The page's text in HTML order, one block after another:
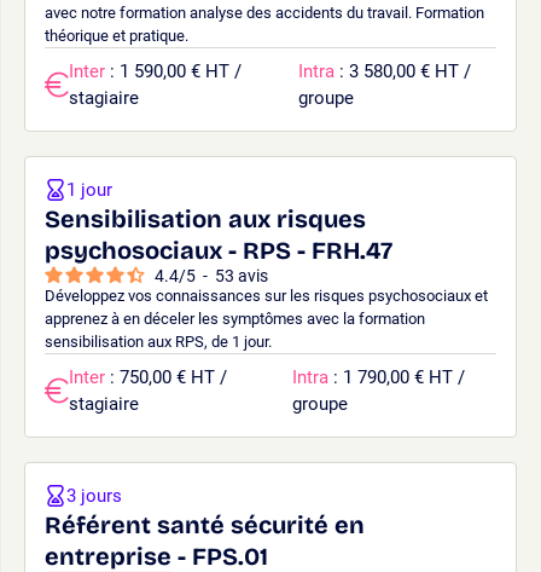
avec notre formation analyse des accidents du travail. Formation
théorique et pratique.
Inter : 1 590,00 € HT /
stagiaire
Intra : 3 580,00 € HT /
groupe
Sensibilisation aux risques
psychosociaux - RPS - FRH.47
4.4/5 - 53 avis
Développez vos connaissances sur les risques psychosociaux et
apprenez à en déceler les symptômes avec la formation
sensibilisation aux RPS, de 1 jour.
1 jour
Inter : 750,00 € HT /
stagiaire
Intra : 1 790,00 € HT /
groupe
Référent santé sécurité en
entreprise - FPS.01
3 jours